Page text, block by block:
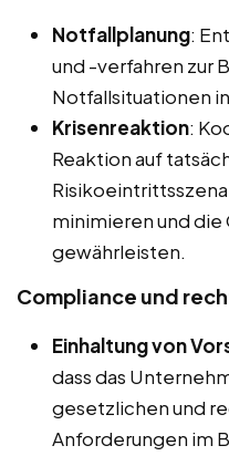
Notfallplanung:
und -verfahren zur
Notfallsituationen
Krisenreaktion:
Reaktion auf
minimieren und
gewährleisten.
Compliance und
Einhaltung von
dass das
gesetzlichen und
Anforderungen im